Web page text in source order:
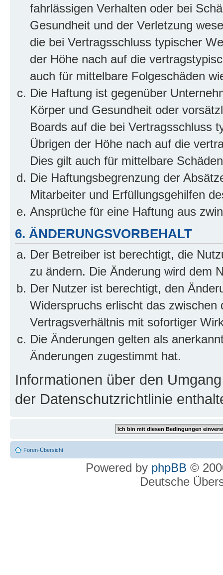
fahrlässigen Verhalten oder bei
Gesundheit und der Verletzung
die bei Vertragsschluss typischer
der Höhe nach auf die
auch für mittelbare Folgeschäden
Die Haftung ist gegenüber
Körper und Gesundheit oder
Boards auf die bei Vertragsschluss
Übrigen der Höhe nach auf die
Dies gilt auch für mittelbare
Die Haftungsbegrenzung der
Mitarbeiter und Erfüllungsgehilfen
Ansprüche für eine Haftung aus
6. ÄNDERUNGSVORBEHALT
Der Betreiber ist berechtigt, die
zu ändern. Die Änderung wird dem
Der Nutzer ist berechtigt, den
Widerspruchs erlischt das
Vertragsverhältnis mit sofortiger
Die Änderungen gelten als
Änderungen zugestimmt hat.
Informationen über den
der Datenschutzrichtlinie
Foren-Übersicht
Powered by phpBB ©
Deutsche